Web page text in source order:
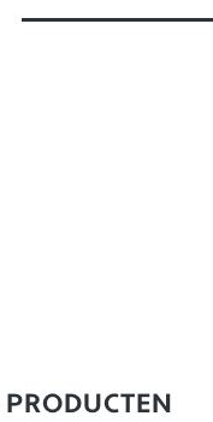
PRODUCTEN